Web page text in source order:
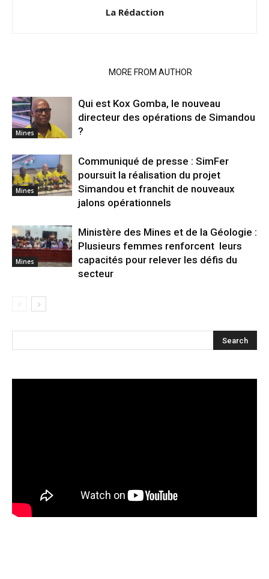
La Rédaction
MORE FROM AUTHOR
Mines
Qui est Kox Gomba, le nouveau
directeur des opérations de Simandou
?
Mines
Communiqué de presse : SimFer
poursuit la réalisation du projet
Simandou et franchit de nouveaux
jalons opérationnels
Mines
Ministère des Mines et de la Géologie :
Plusieurs femmes renforcent leurs
capacités pour relever les défis du
secteur